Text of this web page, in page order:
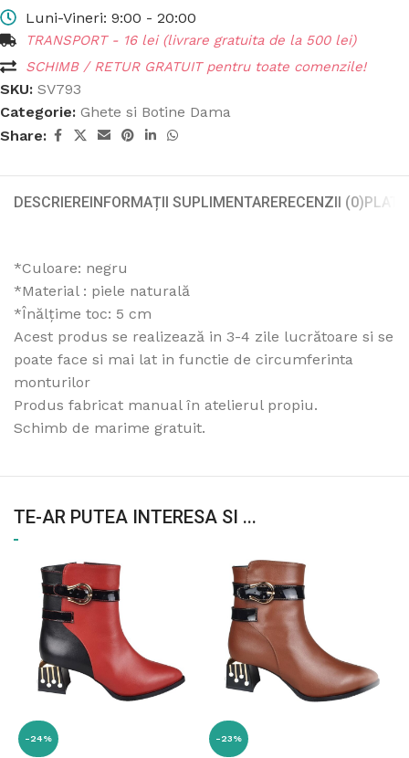
Luni-Vineri: 9:00 - 20:00
TRANSPORT - 16 lei (livrare gratuita de la 500 lei)
SCHIMB / RETUR GRATUIT pentru toate comenzile!
SKU: SV793
Categorie: Ghete si Botine Dama
Share:
DESCRIEREINFORMAȚII SUPLIMENTARERECENZII (0)
*Culoare: negru
*Material : piele naturală
*Înălțime toc: 5 cm
Acest produs se realizează in 3-4 zile lucrătoare si se
poate face si mai lat in functie de circumferinta
monturilor
Produs fabricat manual în atelierul propiu.
Schimb de marime gratuit.
TE-AR PUTEA INTERESA SI ...
-24% -23%